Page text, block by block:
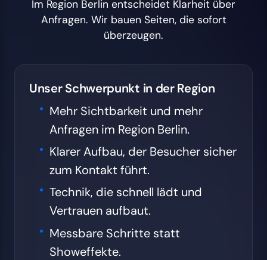
Im Region Berlin entscheidet Klarheit über
Anfragen. Wir bauen Seiten, die sofort
überzeugen.
Unser Schwerpunkt in der Region
Mehr Sichtbarkeit und mehr
Anfragen im Region Berlin.
Klarer Aufbau, der Besucher sicher
zum Kontakt führt.
Technik, die schnell lädt und
Vertrauen aufbaut.
Messbare Schritte statt
Showeffekte.